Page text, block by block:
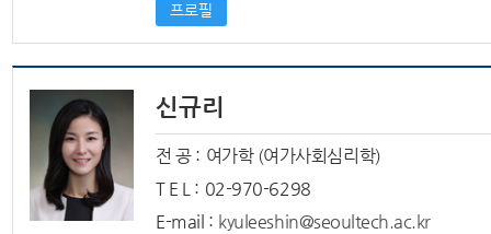
프로필
신규리
전 공 : 여가학 (여가사회심리학)
T E L : 02-970-6298
E-mail : kyuleeshin@seoultech.ac.kr